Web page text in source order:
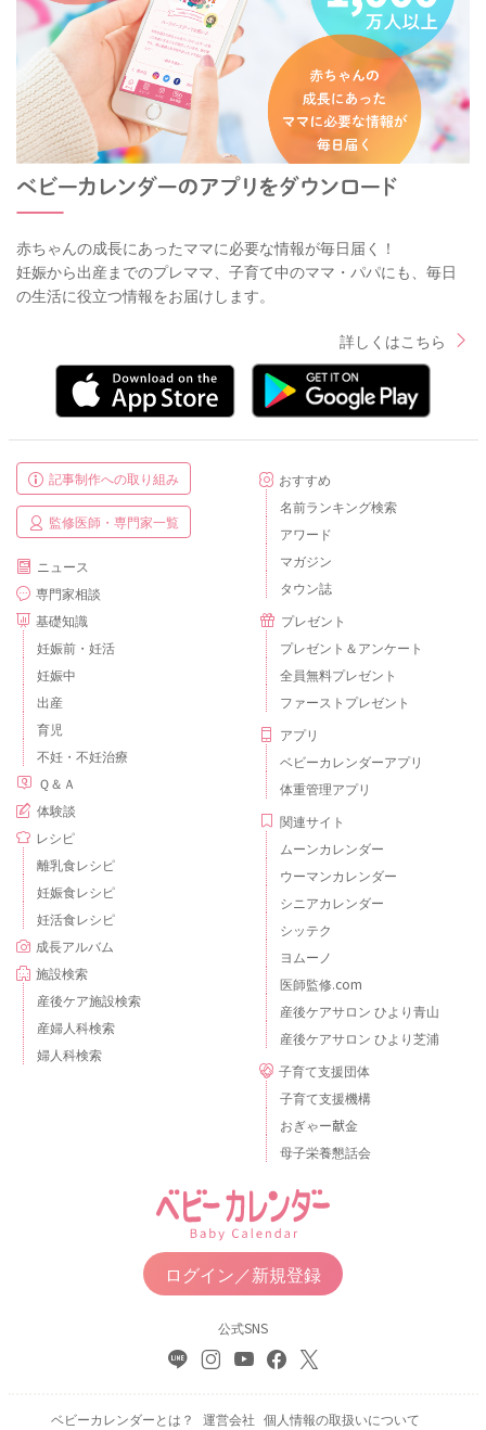
赤ちゃんの成長にあったママに必要な情報が毎日届く！
妊娠から出産までのプレママ、子育て中のママ・パパにも、毎日
の生活に役立つ情報をお届けします。
詳しくはこちら
記事制作への取り組み
監修医師・専門家一覧
ニュース
専門家相談
基礎知識
妊娠前・妊活
妊娠中
出産
育児
不妊・不妊治療
Ｑ＆Ａ
体験談
レシピ
離乳食レシピ
妊娠食レシピ
妊活食レシピ
成長アルバム
施設検索
産後ケア施設検索
産婦人科検索
婦人科検索
おすすめ
名前ランキング検索
アワード
マガジン
タウン誌
プレゼント
プレゼント＆アンケート
全員無料プレゼント
ファーストプレゼント
アプリ
ベビーカレンダーアプリ
体重管理アプリ
関連サイト
ムーンカレンダー
ウーマンカレンダー
シニアカレンダー
シッテク
ヨムーノ
医師監修.com
産後ケアサロン ひより青山
産後ケアサロン ひより芝浦
子育て支援団体
子育て支援機構
おぎゃー献金
母子栄養懇話会
ログイン／新規登録
公式SNS
ベビーカレンダーとは？ 運営会社 個人情報の取扱いについて